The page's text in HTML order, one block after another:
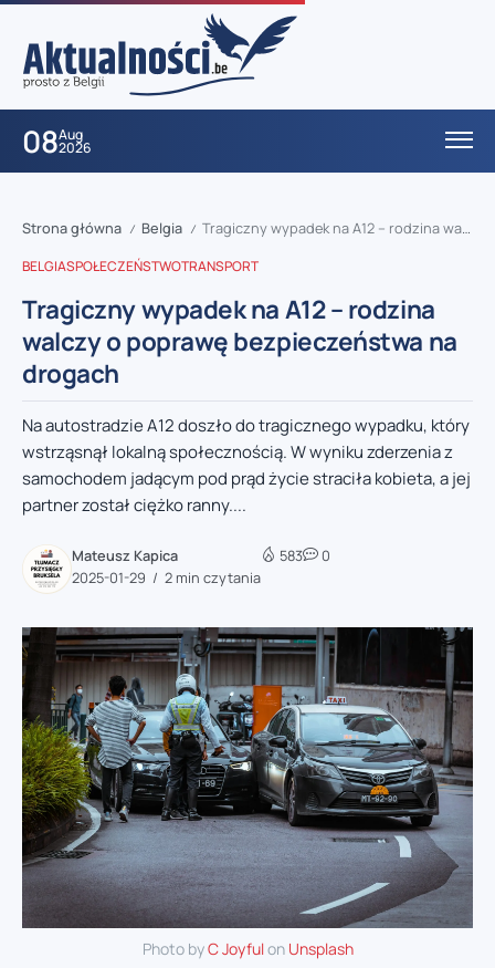
08Aug
2026
Strona główna / Belgia / Tragiczny wypadek na A12 – rodzina walczy o poprawę bezpieczeństwa na drogach
BELGIASPOŁECZEŃSTWOTRANSPORT
Tragiczny wypadek na A12 – rodzina
walczy o poprawę bezpieczeństwa na
drogach
Na autostradzie A12 doszło do tragicznego wypadku, który
wstrząsnął lokalną społecznością. W wyniku zderzenia z
samochodem jadącym pod prąd życie straciła kobieta, a jej
partner został ciężko ranny....
Mateusz Kapica
2025-01-29
2 min czytania
583 0
Photo byC Joyfulon Unsplash